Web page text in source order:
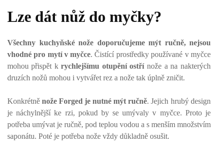
Lze dát nůž do myčky?
Všechny kuchyňské nože doporučujeme mýt ručně, nejsou
vhodné pro mytí v myčce. Čistící prostředky používané v myčce
mohou přispět k rychlejšímu otupění ostřínože a na nakterých
druzích nožů mohou i vytvářet rez a nože tak úplně zničit.
Konkrétně nože Forged je nutné mýt ručně. Jejich hrubý design
je náchylnější ke rzi, pokud by se umývaly v myčce. Proto je
potřeba umývat je ručně, pod teplou vodou a s menším množstvím
saponátu. Poté je potřeba nože vždy důkladně osušit.